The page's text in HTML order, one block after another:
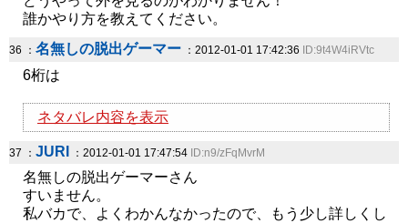
誰かやり方を教えてください。
36 ： 名無しの脱出ゲーマー ：2012-01-01 17:42:36 ID:9t4W4iRVtc
6桁は
ネタバレ内容を表示
37 ： JURI ：2012-01-01 17:47:54 ID:n9/zFqMvrM
名無しの脱出ゲーマーさん
すいません。
私バカで、よくわかんなかったので、もう少し詳しくし